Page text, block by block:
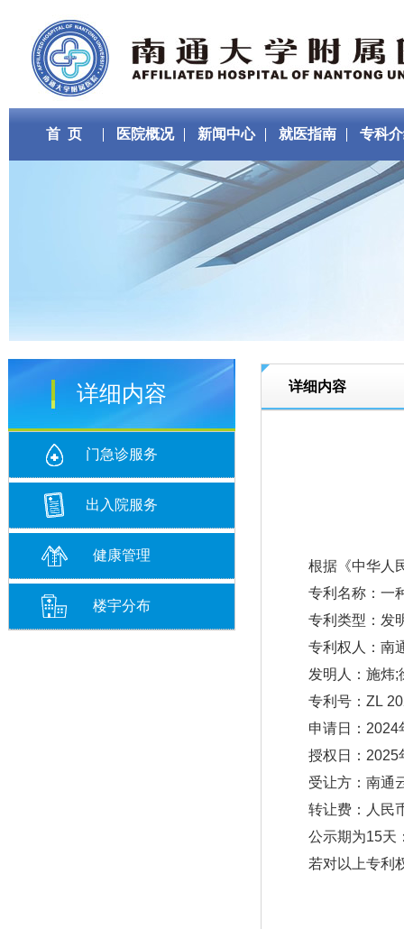
首 页 医院概况 新闻中心 就医指南 专科
详细内容
门急诊服务
出入院服务
健康管理
楼宇分布
详细内容
根据《中华人
专利名称：一种
专利类型：发
专利权人：南通
发明人：施炜;
专利号：ZL
申请日：2024
授权日：2025
受让方：南通
转让费：人民
公示期为15天：
若对以上专利权